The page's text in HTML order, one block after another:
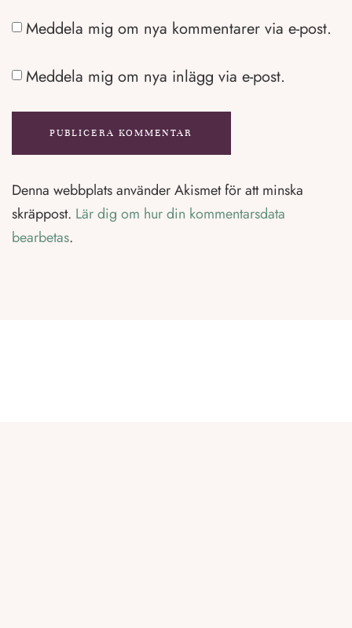
Meddela mig om nya kommentarer via e-post.
Meddela mig om nya inlägg via e-post.
Denna webbplats använder Akismet för att minska
skräppost. Lär dig om hur din kommentarsdata
bearbetas.